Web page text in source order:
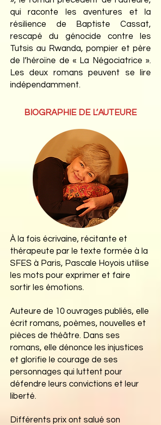
qui raconte les aventures et la
résilience de Baptiste Cassat,
rescapé du génocide contre les
Tutsis au Rwanda, pompier et père
de l’héroïne de « La Négociatrice ».
Les deux romans peuvent se lire
indépendamment.
BIOGRAPHIE DE L’AUTEURE
À la fois écrivaine, récitante et
thérapeute par le texte formée à la
SFES à Paris, Pascale Hoyois utilise
les mots pour exprimer et faire
sortir les émotions.
Auteure de 10 ouvrages publiés, elle
écrit romans, poèmes, nouvelles et
pièces de théâtre. Dans ses
romans, elle dénonce les injustices
et glorifie le courage de ses
personnages qui luttent pour
défendre leurs convictions et leur
liberté.
Différents prix ont salué son